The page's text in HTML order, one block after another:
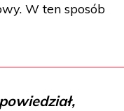
W ten sposób